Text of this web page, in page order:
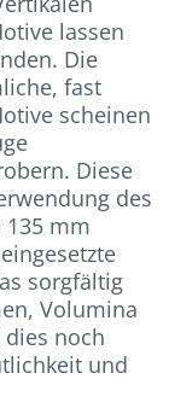
lassen
Die
fast
scheinen
Diese
des
mm
sorgfältig
Volumina
noch
und